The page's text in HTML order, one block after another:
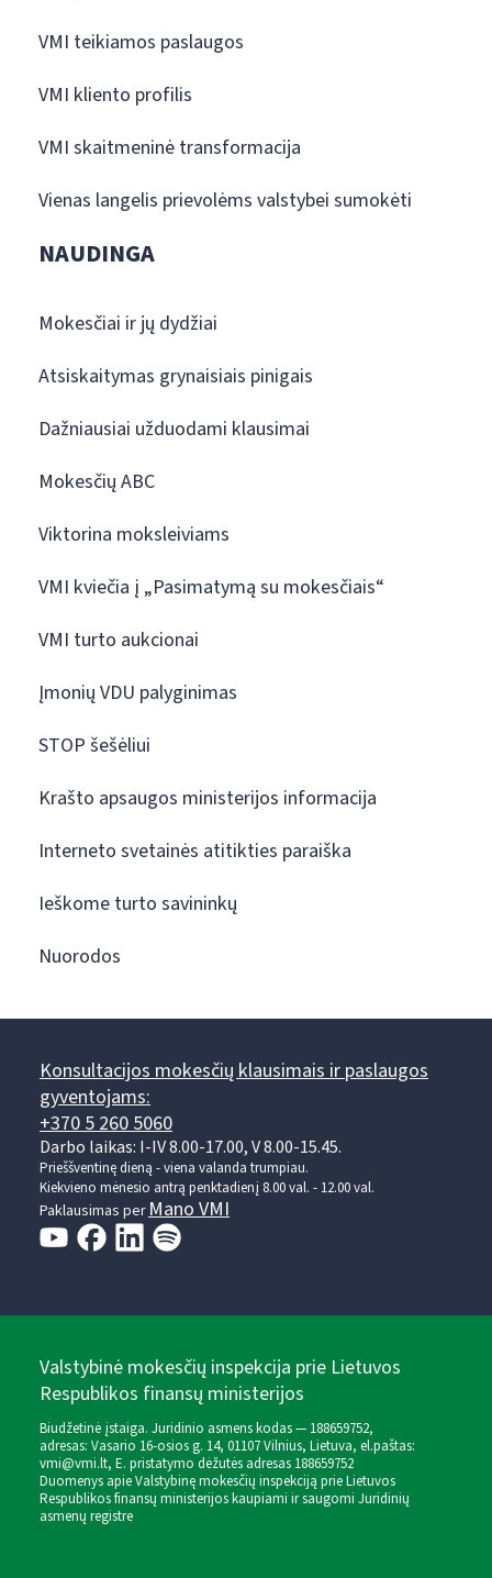
VMI teikiamos paslaugos
VMI kliento profilis
VMI skaitmeninė transformacija
Vienas langelis prievolėms valstybei sumokėti
NAUDINGA
Mokesčiai ir jų dydžiai
Atsiskaitymas grynaisiais pinigais
Dažniausiai užduodami klausimai
Mokesčių ABC
Viktorina moksleiviams
VMI kviečia į „Pasimatymą su mokesčiais“
VMI turto aukcionai
Įmonių VDU palyginimas
STOP šešėliui
Krašto apsaugos ministerijos informacija
Interneto svetainės atitikties paraiška
Ieškome turto savininkų
Nuorodos
Konsultacijos mokesčių klausimais ir paslaugos
gyventojams:
+370 5 260 5060
Darbo laikas: I-IV 8.00-17.00, V 8.00-15.45.
Prieššventinę dieną - viena valanda trumpiau.
Kiekvieno mėnesio antrą penktadienį 8.00 val. - 12.00 val.
Paklausimas perMano VMI
Valstybinė mokesčių inspekcija prie Lietuvos
Respublikos finansų ministerijos
Biudžetinė įstaiga. Juridinio asmens kodas — 188659752,
adresas: Vasario 16-osios g. 14, 01107 Vilnius, Lietuva, el.paštas:
vmi@vmi.lt, E. pristatymo dėžutės adresas 188659752
Duomenys apie Valstybinę mokesčių inspekciją prie Lietuvos
Respublikos finansų ministerijos kaupiami ir saugomi Juridinių
asmenų registre